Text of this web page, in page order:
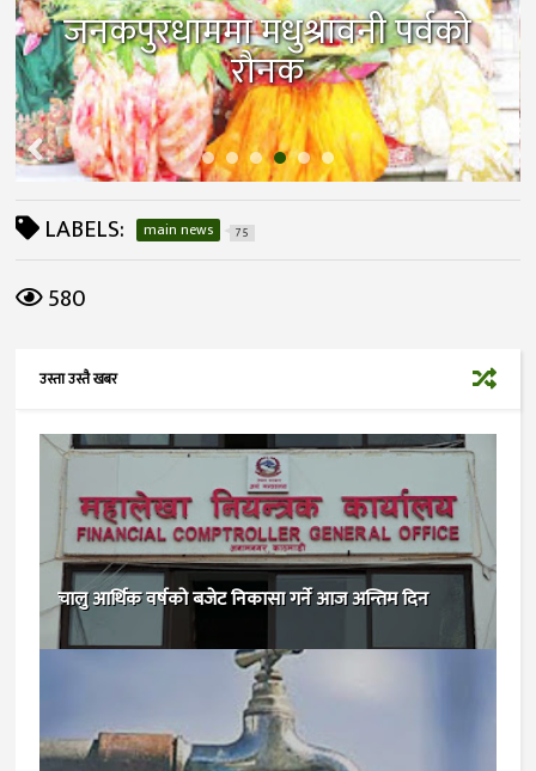
जनकपुरधाममा मधुश्रावनी पर्वको
रौनक
LABELS: main news 75
580
उस्ता उस्तै खबर
चालु आर्थिक वर्षको बजेट निकासा गर्ने आज अन्तिम दिन